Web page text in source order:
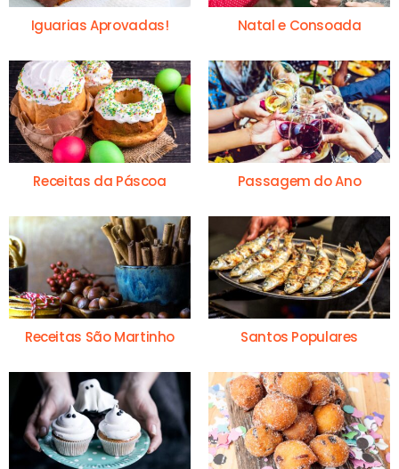
Iguarias Aprovadas! Natal e Consoada
Receitas da Páscoa Passagem do Ano
Receitas São Martinho Santos Populares